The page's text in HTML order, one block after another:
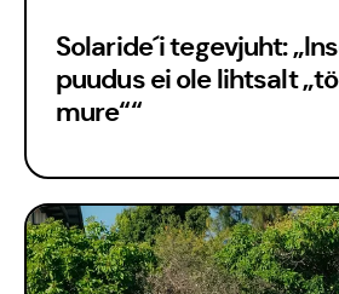
Solaride´i tegevjuht:
puudus ei ole lihtsalt
mure““